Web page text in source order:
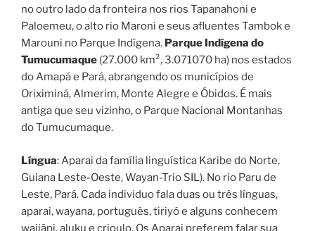
no outro lado da fronteira nos rios Tapanahoni e
Paloemeu, o alto rio Maroni e seus afluentes Tambok e
Marouni no Parque Indígena. Parque Indígena do
Tumucumaque (27.000 km², 3.071070 ha) nos estados
do Amapá e Pará, abrangendo os municípios de
Oriximiná, Almerim, Monte Alegre e Óbidos. É mais
antiga que seu vizinho, o Parque Nacional Montanhas
do Tumucumaque.
Língua: Aparai da família linguística Karibe do Norte,
Guiana Leste-Oeste, Wayan-Trio SIL). No rio Paru de
Leste, Pará. Cada individuo fala duas ou três línguas,
aparai, wayana, português, tiriyó e alguns conhecem
waijãpi, aluku e crioulo. Os Aparai preferem falar sua